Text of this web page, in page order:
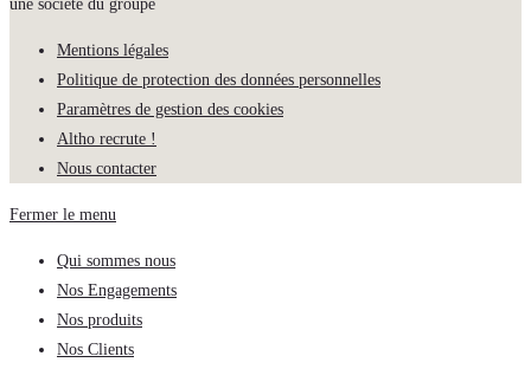
une société du groupe
Mentions légales
Politique de protection des données personnelles
Paramètres de gestion des cookies
Altho recrute !
Nous contacter
Fermer le menu
Qui sommes nous
Nos Engagements
Nos produits
Nos Clients